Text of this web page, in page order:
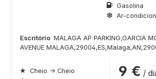
Gasolina
Ar-
Escritório MALAGA AP PARKING,GARCIA
AVENUE
★ Cheio → Cheio
9 € /